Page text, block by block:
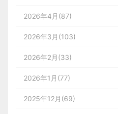
2026年4月(87)
2026年3月(103)
2026年2月(33)
2026年1月(77)
2025年12月(69)